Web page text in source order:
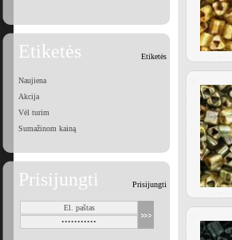
Etiketės Etiketės
Naujiena
Akcija
Vėl turim
Sumažinom kainą
Prisijungti Prisijungti